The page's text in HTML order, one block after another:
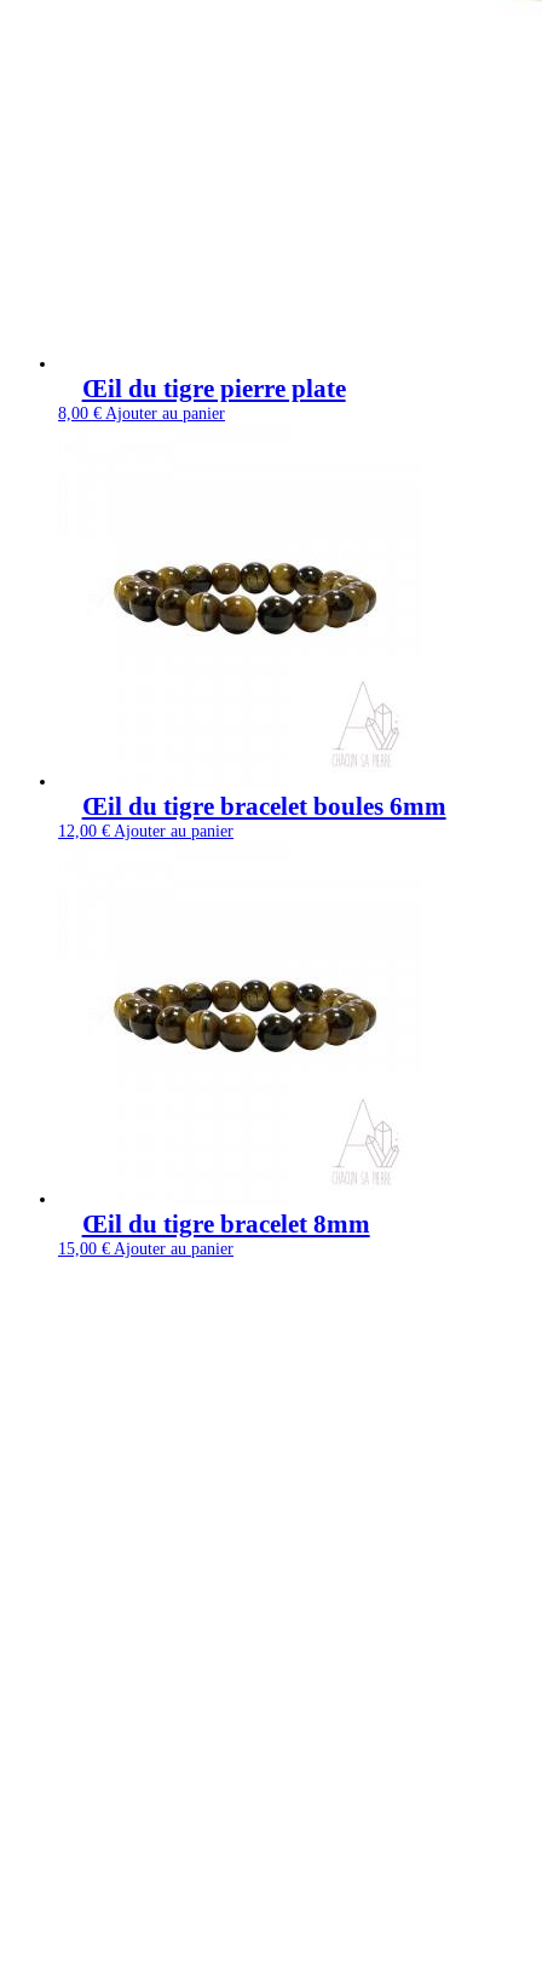
Œil du tigre pierre plate
8,00 € Ajouter au panier
Œil du tigre bracelet boules 6mm
12,00 € Ajouter au panier
Œil du tigre bracelet 8mm
15,00 € Ajouter au panier